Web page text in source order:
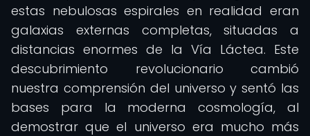
estas nebulosas espirales en realidad eran
galaxias externas completas, situadas a
distancias enormes de la Vía Láctea. Este
descubrimiento revolucionario cambió
nuestra comprensión del universo y sentó las
bases para la moderna cosmología, al
demostrar que el universo era mucho más